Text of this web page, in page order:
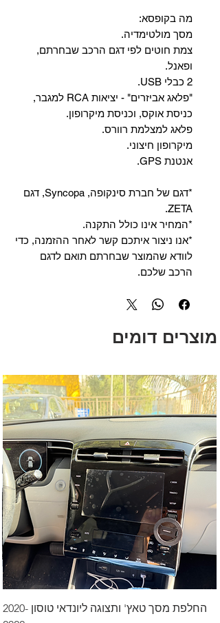
מה בקופסא:
מסך מולטימדיה.
צמת חוטים לפי דגם הרכב שבחרתם,
ופאנל.
2 כבלי USB.
"פלאג אביזרים" - יציאות RCA למגבר,
כניסת אוקס, וכניסת מיקרופון.
פלאג למצלמת רוורס.
מיקרופון חיצוני.
אנטנת GPS.
*דגם של חברת סינקופה, Syncopa, דגם
ZETA.
*המחיר אינו כולל התקנה.
*אנו ניצור איתכם קשר לאחר ההזמנה, כדי
לוודא שהמוצר שבחרתם תואם לדגם
הרכב שלכם.
מוצרים דומים
החלפת מסך טאץ' ותצוגה ליונדאי טוסון 2020-